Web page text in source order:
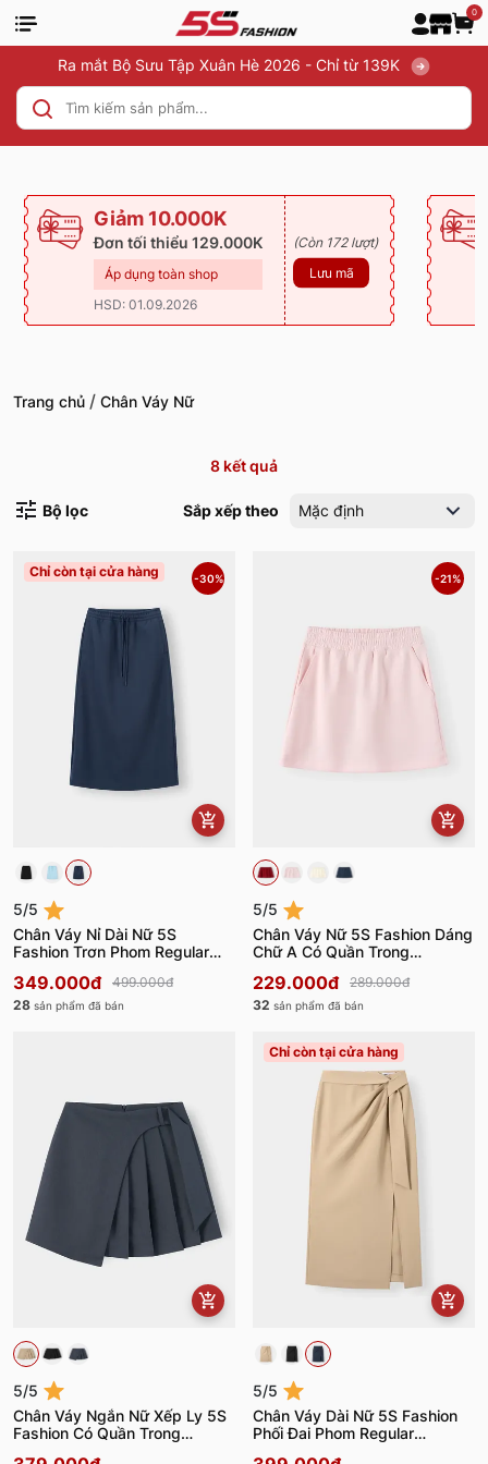
0
Ra mắt Bộ Sưu Tập Xuân Hè 2026 - Chỉ từ 139K
Giảm 10.000K
Đơn tối thiểu 129.000K
Áp dụng toàn shop
HSD: 01.09.2026
(Còn 172 lượt)
Lưu mã
Trang chủ / Chân Váy Nữ
8 kết quả
Bộ lọc Sắp xếp theo Mặc định
Chỉ còn tại cửa hàng -30%
5/5
Chân Váy Nỉ Dài Nữ 5S
Fashion Trơn Phom Regular
349.000đ
499.000đ
28 sản phẩm đã bán
-21%
5/5
Chân Váy Nữ 5S Fashion Dáng
Chữ A Có Quần Trong
229.000đ
289.000đ
32 sản phẩm đã bán
5/5
Chân Váy Ngắn Nữ Xếp Ly 5S
Fashion Có Quần Trong
Chỉ còn tại cửa hàng
5/5
Chân Váy Dài Nữ 5S Fashion
Phối Đai Phom Regular